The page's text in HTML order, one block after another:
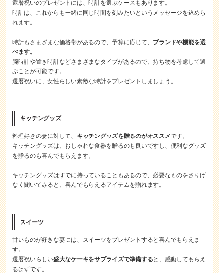
還暦祝いのプレゼントには、時計を選ぶケースもあります。
時計は、これからも一緒に同じ時間を刻みたいというメッセージを込めら
れます。
時計もさまざまな価格帯があるので、予算に応じて、 ブランドや機能を選
べます。
腕時計や置き時計などさまざまなタイプがあるので、持ち物を考慮して選
ぶことが可能です。
還暦祝いに、女性らしい素敵な時計をプレゼントしましょう。
キッチングッズ
料理好きの妻に対して、 キッチングッズを贈るのがオススメです。
キッチングッズは、おしゃれな食器を贈るのも良いですし、便利なグッズ
を贈るのも喜んでもらえます。
キッチングッズはすでに持っていることもあるので、必要なものをさりげ
なく聞いてみると、喜んでもらえるアイテムを贈れます。
スイーツ
甘いものが好きな妻には、スイーツをプレゼントすると喜んでもらえま
す。
還暦祝いらしい盛大なケーキをサプライズで準備する と、感動してもらえ
るはずです。